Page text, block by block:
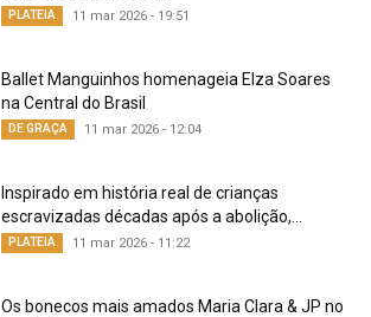
PLATEIA 11 mar 2026 - 19:51
Ballet Manguinhos homenageia Elza Soares
na Central do Brasil
DE GRAÇA 11 mar 2026 - 12:04
Inspirado em história real de crianças
escravizadas décadas após a abolição,...
PLATEIA 11 mar 2026 - 11:22
Os bonecos mais amados Maria Clara & JP no